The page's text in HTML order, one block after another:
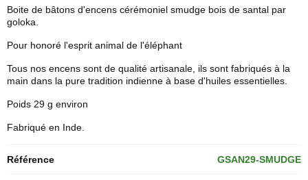
Boite de bâtons d'encens cérémoniel smudge bois de santal par
goloka
Pour honoré l'esprit animal de l'éléphant
Tous nos encens sont de qualité artisanale, ils sont fabriqués à la
main dans la pure tradition indienne à base d'huiles essentielles.
Poids 29 g environ
Fabriqué en Inde.
Référence GSAN29-SMUDGE